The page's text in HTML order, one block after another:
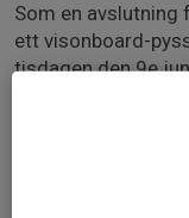
Som en avslutning
ett visonboard-
tisdagen den 9e
sista klubbtävling
Vart vi blir när vi